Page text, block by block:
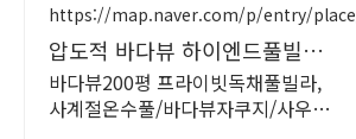
https://map.naver.com/p/entry/
압도적 바다뷰 하이엔드풀빌라
바다뷰 자쿠지 상시 무료
바다뷰200평 프라이빗독채풀빌라,
사계절온수풀/바다뷰자쿠지/사우